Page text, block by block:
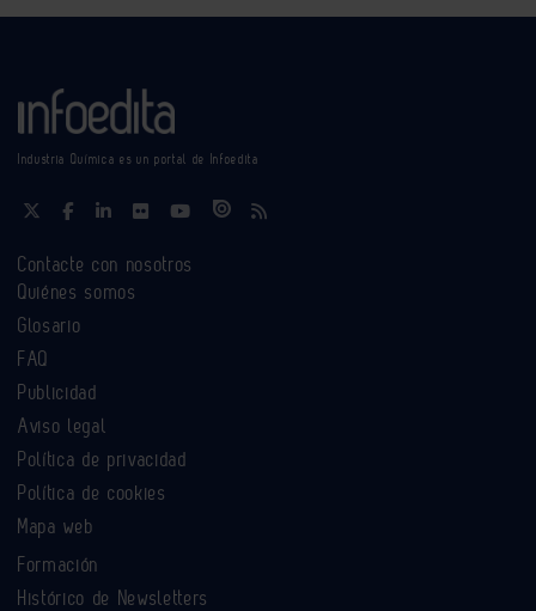
Industria Química es un portal de Infoedita
Contacte con nosotros
Quiénes somos
Glosario
FAQ
Publicidad
Aviso legal
Política de privacidad
Política de cookies
Mapa web
Formación
Histórico de Newsletters